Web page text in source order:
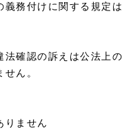
義務付けに関する規定は
確認の訴えは公法上
ん。
ません